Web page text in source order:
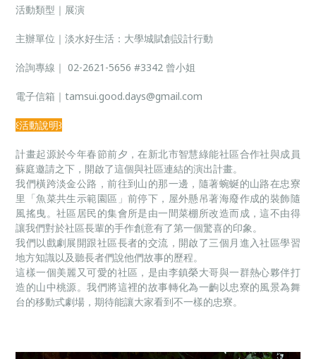
活動類型｜展演
主辦單位｜淡水好生活：大學城賦創設計行動
洽詢專線｜ 02-2621-5656 #3342 曾小姐
電子信箱｜tamsui.good.days@gmail.com
꒰活動說明꒱
計畫起源於今年春節前夕，在新北市智慧綠能社區合作社與成員
蘇庭邀請之下，開啟了這個與社區連結的演出計畫。
我們橫跨淡金公路，前往到山的那一邊，隨著蜿蜒的山路在忠寮
里「魚菜共生示範園區」前停下，屋外懸吊著海廢作成的裝飾隨
風搖曳。社區居民的集會所是由一間菜棚所改造而成，這不由得
讓我們對於社區長輩的手作創意有了第一個驚喜的印象。
我們以戲劇展開跟社區長者的交流，開啟了三個月進入社區學習
地方知識以及聽長者們說他們故事的歷程。
這樣一個美麗又可愛的社區，是由李鎮榮大哥與一群熱心夥伴打
造的山中桃源。我們將這裡的故事轉化為一齣以忠寮的風景為舞
台的移動式劇場，期待能讓大家看到不一樣的忠寮。